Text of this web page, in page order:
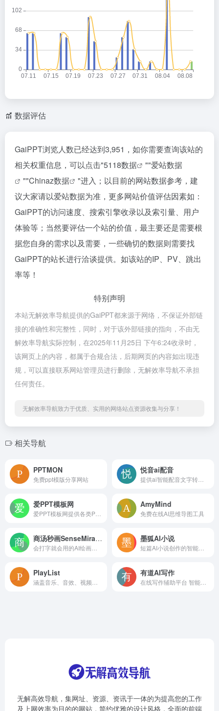
数据评估
GaiPPT浏览人数已经达到3,951，如你需要查询该站的
相关权重信息，可以点击"5118数据 ""爱站数据
""Chinaz数据
"进入；以目前的网站数据参考，建
议大家请以爱站数据为准，更多网站价值评估因素如：
GaiPPT的访问速度、搜索引擎收录以及索引量、用户
体验等；当然要评估一个站的价值，最主要还是需要根
据您自身的需求以及需要，一些确切的数据则需要找
GaiPPT的站长进行洽谈提供。如该站的IP、PV、跳出
率等！
特别声明
本站无解效率导航提供的GaiPPT都来源于网络，不保证外部链
接的准确性和完整性，同时，对于该外部链接的指向，不由无
解效率导航实际控制，在2025年11月25日 下午6:24收录时，
该网页上的内容，都属于合规合法，后期网页的内容如出现违
规，可以直接联系网站管理员进行删除，无解效率导航不承担
任何责任。
无解效率导航致力于优质、实用的网络站点资源收集与分享！
相关导航
PPTMON
免费ppt模版分享网站
悦音ai配音
爱PPT模板网 AmyMind
免费在线AI思维导图工具
商汤秒画SenseMirage 墨狐AI小说
PlayList 有道AI写作
无解高效导航，集网址、资源、资讯于一体的为提高您的工作
及上网效率为目的的网站，简约优雅的设计风格，全面的前端